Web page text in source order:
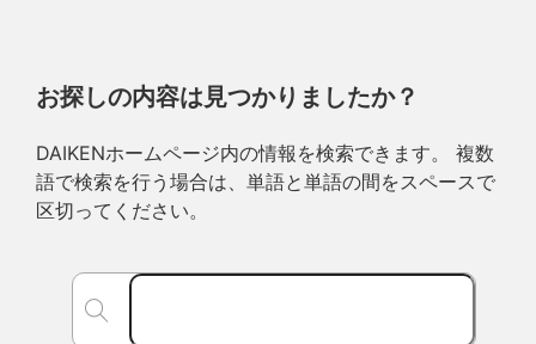
お探しの内容は見つかりましたか？
DAIKENホームページ内の情報を検索できます。 複数
語で検索を行う場合は、単語と単語の間をスペースで
区切ってください。